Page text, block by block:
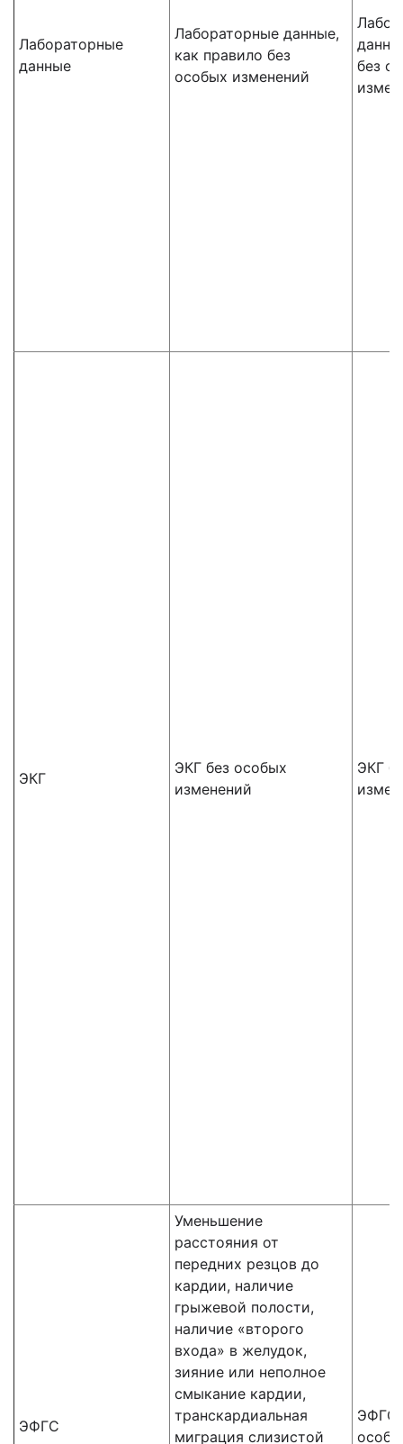
Лабораторные
данные
Лабораторные данные,
как правило без
особых изменений
без
ЭКГ
ЭКГ без особых
изменений
ЭКГ
ЭФГС
Уменьшение
расстояния от
передних резцов до
кардии, наличие
грыжевой полости,
наличие «второго
входа» в желудок,
зияние или неполное
смыкание кардии,
транскардиальная
миграция слизистой
ЭФГС